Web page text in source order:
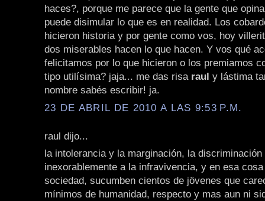
haces?, porque me parece que la gente que
puede disimular lo que es en realidad. Los
hicieron historia y por gente como vos, hoy
dos miserables hacen lo que hacen. Y vos qué
felicitamos por lo que hicieron o los premiamos
tipo utilísima? jaja... me das risa raul y lástima
nombre sabés escribir! ja.
23 DE ABRIL DE 2010 A LAS 9:53 P.M.
raul dijo...
la intolerancia y la marginación, la
inexorablemente a la infravivencia, y en esa
sociedad, sucumben cientos de jövenes que
mínimos de humanidad, respecto y mas aun ni